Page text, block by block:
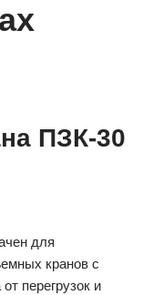
ПЗК-30
для
кранов с
перегрузок и